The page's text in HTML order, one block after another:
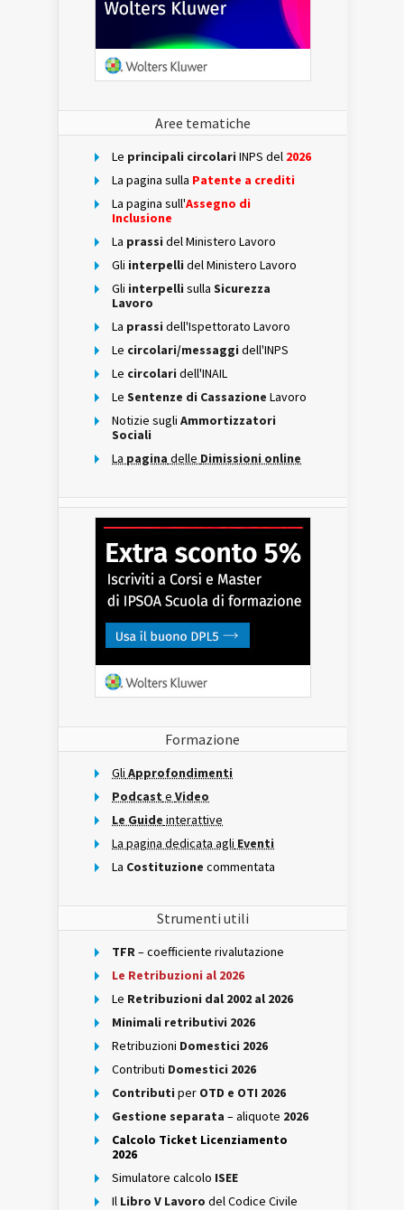
Aree tematiche
Le principali circolari INPS del 2026
La pagina sulla Patente a crediti
La pagina sull'Assegno di
Inclusione
La prassi del Ministero Lavoro
Gli interpelli del Ministero Lavoro
Gli interpelli sulla Sicurezza
Lavoro
La prassi dell'Ispettorato Lavoro
Le circolari/messaggi dell'INPS
Le circolari dell'INAIL
Le Sentenze di Cassazione Lavoro
Notizie sugli Ammortizzatori
Sociali
La pagina delle Dimissioni online
Formazione
Gli Approfondimenti
Podcast e Video
Le Guide interattive
La pagina dedicata agli Eventi
La Costituzione commentata
Strumenti utili
TFR– coefficiente rivalutazione
Le Retribuzioni al 2026
Le Retribuzioni dal 2002 al 2026
Minimali retributivi 2026
Retribuzioni Domestici 2026
Contributi Domestici 2026
Contributi per OTD e OTI 2026
Gestione separata – aliquote 2026
Calcolo Ticket Licenziamento
2026
Simulatore calcolo ISEE
Il Libro V Lavoro del Codice Civile